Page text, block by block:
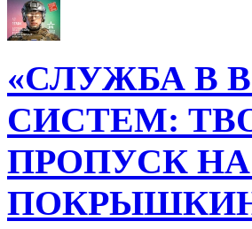
«СЛУЖБА В
СИСТЕМ:
ПРОПУСК